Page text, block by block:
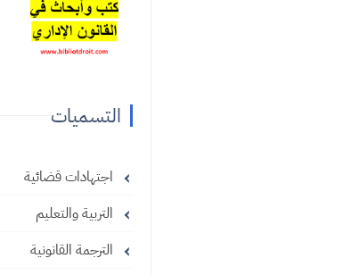
التسميات
اجتهادات قضائية
التربية والتعليم
الترجمة القانونية